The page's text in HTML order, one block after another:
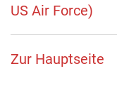
US Air Force)
Zur Hauptseite